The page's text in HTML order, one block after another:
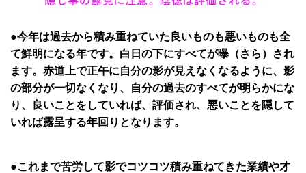
●今年は過去から積み重ねていた良いものも悪いものも全
て鮮明になる年です。白日の下にすべてが曝（さら）され
ます。赤道上で正午に自分の影が見えなくなるように、影
の部分が一切なくなり、自分の過去のすべてが明らかにな
り、良いことをしていれば、評価され、悪いことを隠して
いれば露呈する年回りとなります。
●これまで苦労して影でコツコツ積み重ねてきた業績や才